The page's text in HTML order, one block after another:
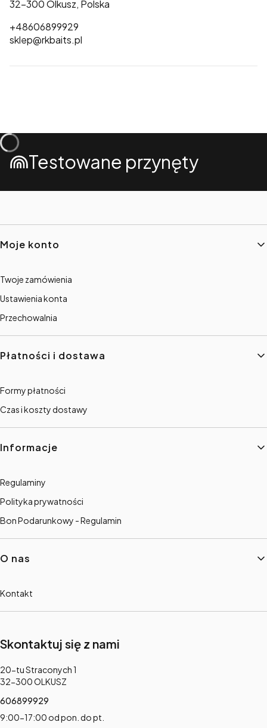
32-300 Olkusz, Polska
+48606899929
sklep@rkbaits.pl
Testowane przynęty
Linki w stopce
Moje konto
Twoje zamówienia
Ustawienia konta
Przechowalnia
Płatności i dostawa
Formy płatności
Czas i koszty dostawy
Informacje
Regulaminy
Polityka prywatności
Bon Podarunkowy - Regulamin
O nas
Kontakt
Skontaktuj się z nami
Adres:
20-tu Straconych 1
32-300 OLKUSZ
606899929
9:00-17:00 od pon. do pt.